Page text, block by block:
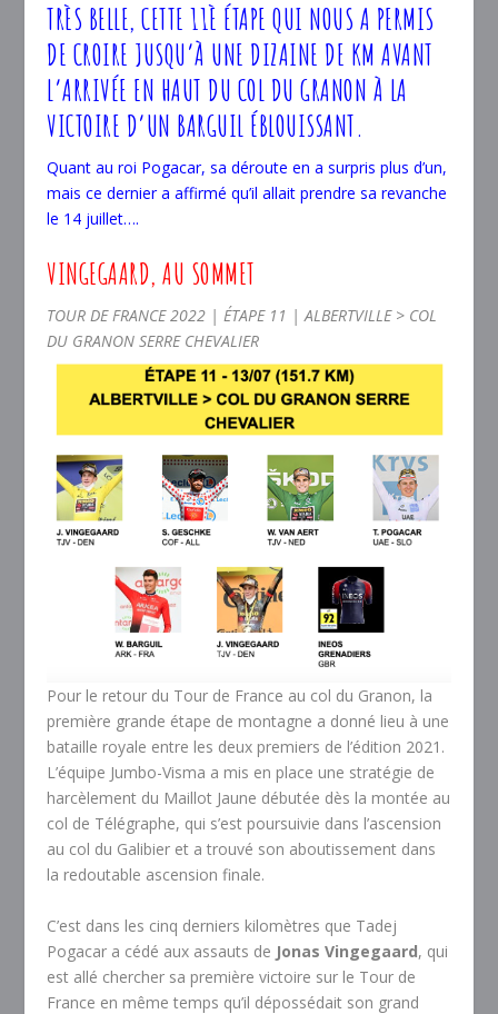
TRÈS BELLE, CETTE 11È ÉTAPE QUI NOUS A PERMIS
DE CROIRE JUSQU’À UNE DIZAINE DE KM AVANT
L’ARRIVÉE EN HAUT DU COL DU GRANON À LA
VICTOIRE D’UN BARGUIL ÉBLOUISSANT.
Quant au roi Pogacar, sa déroute en a surpris plus d’un,
mais ce dernier a affirmé qu’il allait prendre sa revanche
le 14 juillet….
VINGEGAARD, AU SOMMET
TOUR DE FRANCE 2022 | ÉTAPE 11 | ALBERTVILLE > COL
DU GRANON SERRE CHEVALIER
Pour le retour du Tour de France au col du Granon, la
première grande étape de montagne a donné lieu à une
bataille royale entre les deux premiers de l’édition 2021.
L’équipe Jumbo-Visma a mis en place une stratégie de
harcèlement du Maillot Jaune débutée dès la montée au
col de Télégraphe, qui s’est poursuivie dans l’ascension
au col du Galibier et a trouvé son aboutissement dans
la redoutable ascension finale.
C’est dans les cinq derniers kilomètres que Tadej
Pogacar a cédé aux assauts de Jonas Vingegaard, qui
est allé chercher sa première victoire sur le Tour de
France en même temps qu’il dépossédait son grand